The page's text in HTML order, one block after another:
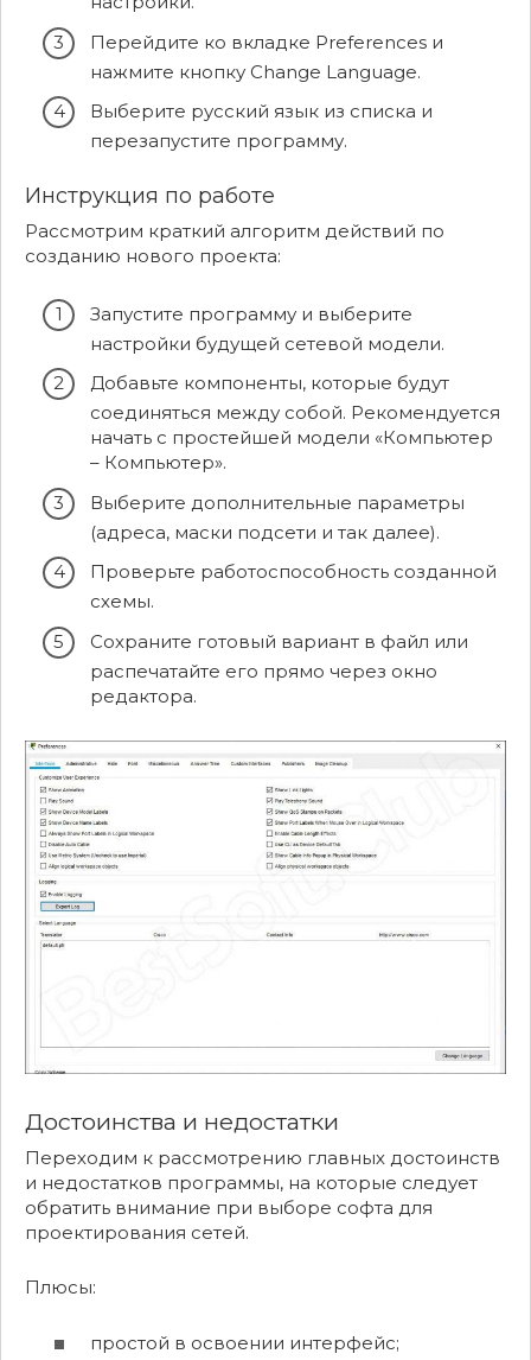
Перейдите ко вкладке Preferences и
нажмите кнопку Change Language.
Выберите русский язык из списка и
перезапустите программу.
Инструкция по работе
Рассмотрим краткий алгоритм действий по
созданию нового проекта:
Запустите программу и выберите
настройки будущей сетевой модели.
Добавьте компоненты, которые будут
соединяться между собой. Рекомендуется
начать с простейшей модели «Компьютер
– Компьютер».
Выберите дополнительные параметры
(адреса, маски подсети и так далее).
Проверьте работоспособность созданной
схемы.
Сохраните готовый вариант в файл или
распечатайте его прямо через окно
редактора.
Достоинства и недостатки
Переходим к рассмотрению главных достоинств
и недостатков программы, на которые следует
обратить внимание при выборе софта для
проектирования сетей.
Плюсы:
простой в освоении интерфейс;